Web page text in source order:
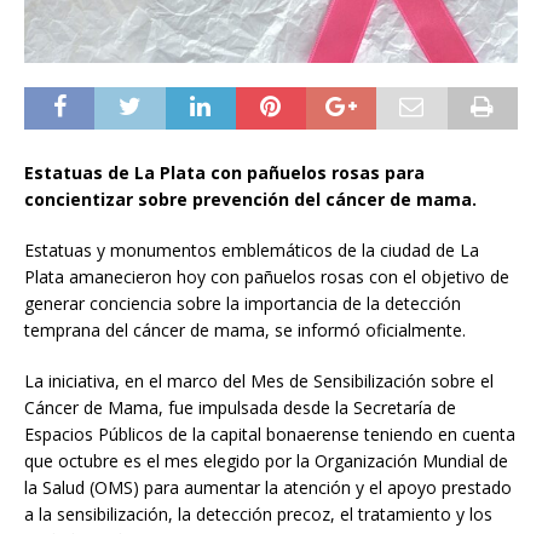
Estatuas de La Plata con pañuelos rosas para
concientizar sobre prevención del cáncer de mama.
Estatuas y monumentos emblemáticos de la ciudad de La
Plata amanecieron hoy con pañuelos rosas con el objetivo de
generar conciencia sobre la importancia de la detección
temprana del cáncer de mama, se informó oficialmente.
La iniciativa, en el marco del Mes de Sensibilización sobre el
Cáncer de Mama, fue impulsada desde la Secretaría de
Espacios Públicos de la capital bonaerense teniendo en cuenta
que octubre es el mes elegido por la Organización Mundial de
la Salud (OMS) para aumentar la atención y el apoyo prestado
a la sensibilización, la detección precoz, el tratamiento y los